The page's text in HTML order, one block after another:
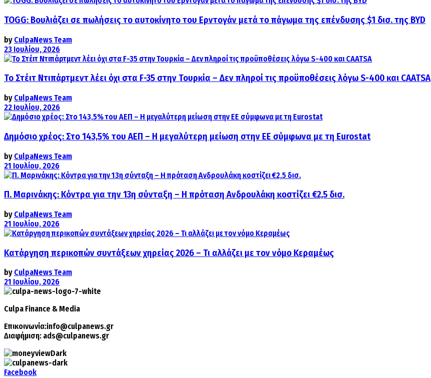
TOGG: Βουλιάζει σε πωλήσεις το αυτοκίνητο του Ερντογάν μετά το πάγωμα της επένδυσης $1 δισ. της BYD
by CulpaNews Team
23 Ιουλίου, 2026
Το Στέιτ Ντιπάρτμεντ λέει όχι στα F-35 στην Τουρκία – Δεν πληροί τις προϋποθέσεις λόγω S-400 και CAATSA
by CulpaNews Team
22 Ιουλίου, 2026
Δημόσιο χρέος: Στο 143,5% του ΑΕΠ – Η μεγαλύτερη μείωση στην ΕΕ σύμφωνα με τη Eurostat
by CulpaNews Team
21 Ιουλίου, 2026
Π. Μαρινάκης: Κόντρα για την 13η σύνταξη – Η πρόταση Ανδρουλάκη κοστίζει €2,5 δισ.
by CulpaNews Team
21 Ιουλίου, 2026
Κατάργηση περικοπών συντάξεων χηρείας 2026 – Τι αλλάζει με τον νόμο Κεραμέως
by CulpaNews Team
21 Ιουλίου, 2026
Culpa Finance & Media
Επικοινωνία:info@culpanews.gr
Διαφήμιση: ads@culpanews.gr
Facebook